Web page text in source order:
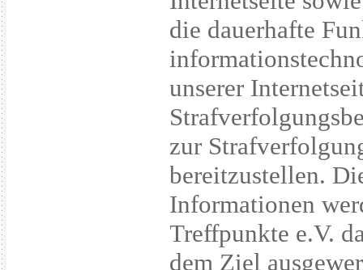
die dauerhafte
unserer
zur
bereitzustellen.
Informationen
Treffpunkte e.V.
dem Ziel